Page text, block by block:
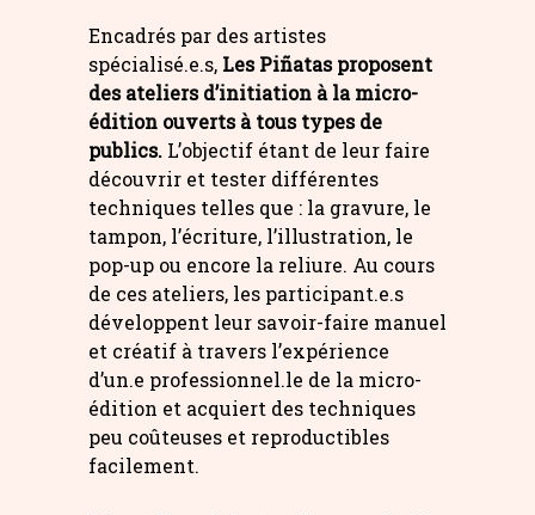
Encadrés par des artistes
spécialisé.e.s, Les Piñatas proposent
des ateliers d’initiation à la micro-
édition ouverts à tous types de
publics. L’objectif étant de leur faire
découvrir et tester différentes
techniques telles que : la gravure, le
tampon, l’écriture, l’illustration, le
pop-up ou encore la reliure. Au cours
de ces ateliers, les participant.e.s
développent leur savoir-faire manuel
et créatif à travers l’expérience
d’un.e professionnel.le de la micro-
édition et acquiert des techniques
peu coûteuses et reproductibles
facilement.